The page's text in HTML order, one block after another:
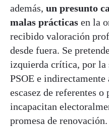
además, un presunto
malas prácticas en la
recibido valoración
desde fuera. Se
izquierda crítica, por la
PSOE e
escasez de referentes o
incapacitan
promesa de renovación.